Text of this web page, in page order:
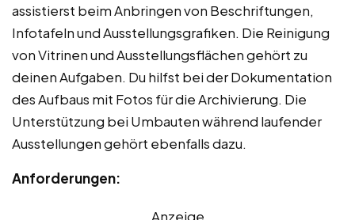
assistierst beim Anbringen von Beschriftungen,
Infotafeln und Ausstellungsgrafiken. Die Reinigung
von Vitrinen und Ausstellungsflächen gehört zu
deinen Aufgaben. Du hilfst bei der Dokumentation
des Aufbaus mit Fotos für die Archivierung. Die
Unterstützung bei Umbauten während laufender
Ausstellungen gehört ebenfalls dazu.
Anforderungen:
Anzeige